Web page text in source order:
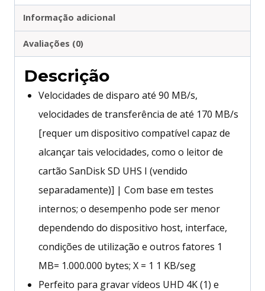
Informação adicional
Avaliações (0)
Descrição
Velocidades de disparo até 90 MB/s,
velocidades de transferência de até 170 MB/s
[requer um dispositivo compatível capaz de
alcançar tais velocidades, como o leitor de
cartão SanDisk SD UHS I (vendido
separadamente)] | Com base em testes
internos; o desempenho pode ser menor
dependendo do dispositivo host, interface,
condições de utilização e outros fatores 1
MB= 1.000.000 bytes; X = 1 1 KB/seg
Perfeito para gravar vídeos UHD 4K (1) e